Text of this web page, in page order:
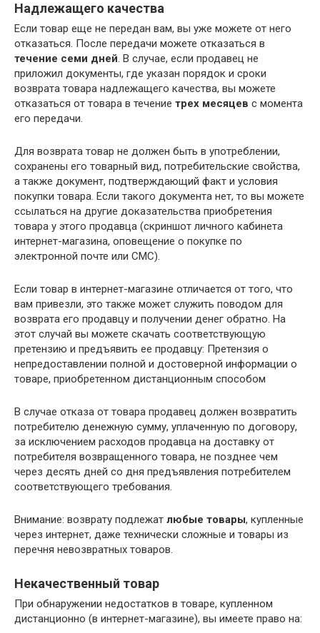
Надлежащего качества
Если товар еще не передан вам, вы уже можете от него
отказаться. После передачи можете отказаться в
течение семи дней. В случае, если продавец не
приложил документы, где указан порядок и сроки
возврата товара надлежащего качества, вы можете
отказаться от товара в течение трех месяцев с момента
его передачи.
Для возврата товар не должен быть в употреблении,
сохранены его товарный вид, потребительские свойства,
а также документ, подтверждающий факт и условия
покупки товара. Если такого документа нет, то вы можете
ссылаться на другие доказательства приобретения
товара у этого продавца (скриншот личного кабинета
интернет-магазина, оповещение о покупке по
электронной почте или СМС).
Если товар в интернет-магазине отличается от того, что
вам привезли, это также может служить поводом для
возврата его продавцу и получении денег обратно. На
этот случай вы можете скачать соответствующую
претензию и предъявить ее продавцу: Претензия о
непредоставлении полной и достоверной информации о
товаре, приобретенном дистанционным способом
В случае отказа от товара продавец должен возвратить
потребителю денежную сумму, уплаченную по договору,
за исключением расходов продавца на доставку от
потребителя возвращенного товара, не позднее чем
через десять дней со дня предъявления потребителем
соответствующего требования.
Внимание: возврату подлежат любые товары, купленные
через интернет, даже технически сложные и товары из
перечня невозвратных товаров.
Некачественный товар
При обнаружении недостатков в товаре, купленном
дистанционно (в интернет-магазине), вы имеете право на: